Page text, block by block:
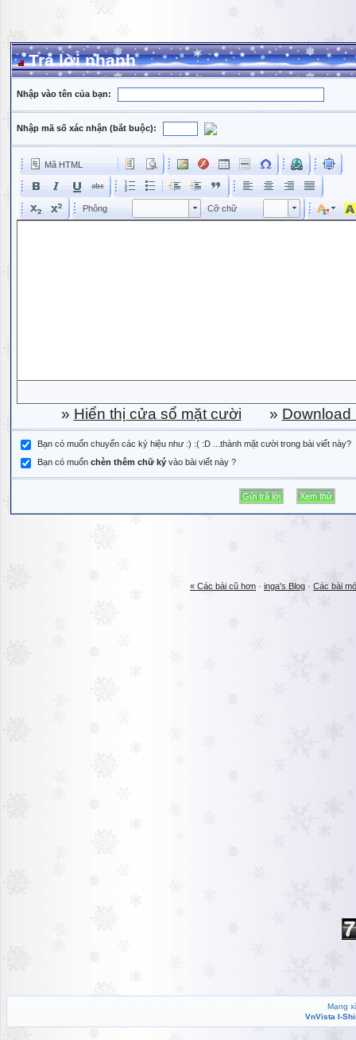
Trả lời nhanh
Nhập vào tên của bạn:
Nhập mã số xác nhận (bắt buộc):
Mã HTML
Phông Phông Cỡ chữ Kích cỡ phông
» Hiển thị cửa sổ mặt cười » Download
Bạn có muốn chuyển các ký hiệu như :) :( :D ...thành mặt cười trong bài viết này?
Bạn có muốn chèn thêm chữ ký vào bài viết này ?
« Các bài cũ hơn · inga's Blog · Các bài
Mạng
VnVista I-